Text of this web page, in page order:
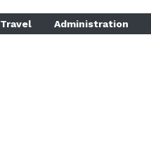
Travel Administration